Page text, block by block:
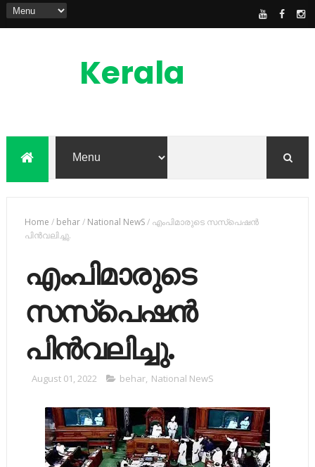
Kerala
Feed
Home / behar/ National NewS/ എംപിമാരുടെ സസ്‌പെഷന്‍
പിന്‍വലിച്ചു.
എംപിമാരുടെ
സസ്‌പെഷന്‍
പിന്‍വലിച്ചു.
August 01, 2022 behar, National NewS